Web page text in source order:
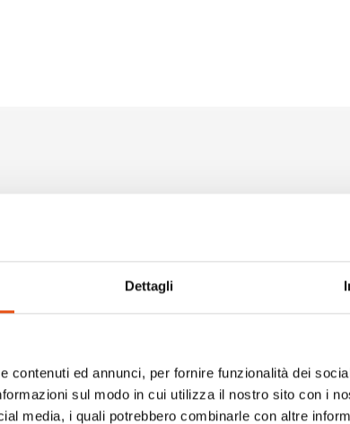
Dettagli
contenuti ed annunci, per fornire funzionalità dei
sul modo in cui utilizza il nostro sito con i
media, i quali potrebbero combinarle con altre